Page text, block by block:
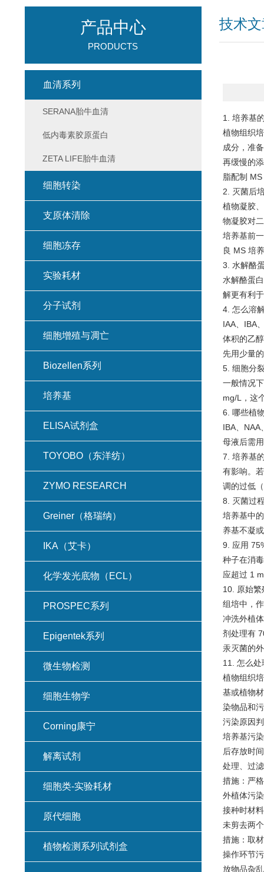
技术
1. 培养基
植物组织
成分，准
再缓慢的
脂配制
2. 灭菌后
植物凝胶
物凝胶对
培养基前
良 MS 培
3. 水解酪
水解酪蛋
解更有利
4. 怎么溶
IAA、IBA
体积的乙
先用少量
5. 细胞分
一般情况
mg/L，这
6. 哪些植
IBA、NAA
母液后需
7. 培养基
有影响。
调的过低
8. 灭菌过
培养基中
养基不凝
9. 应用
种子在消
应超过 1
10. 原始繁
组培中，
冲洗外植
剂处理有
汞灭菌的
11. 怎么
植物组织
基或植物
染物品和
污染原因
培养基污
后存放时
处理、过
措施：严
外植体污
接种时材
未剪去两
措施：取
操作环节
放物品杂
产品中心
PRODUCTS
血清系列
SERANA胎牛血清
低内毒素胶原蛋白
ZETA LIFE胎牛血清
细胞转染
支原体清除
细胞冻存
实验耗材
分子试剂
细胞增殖与凋亡
Biozellen系列
培养基
ELISA试剂盒
TOYOBO（东洋纺）
ZYMO RESEARCH
Greiner（格瑞纳）
IKA（艾卡）
化学发光底物（ECL）
PROSPEC系列
Epigentek系列
微生物检测
细胞生物学
Corning康宁
解离试剂
细胞类-实验耗材
原代细胞
植物检测系列试剂盒